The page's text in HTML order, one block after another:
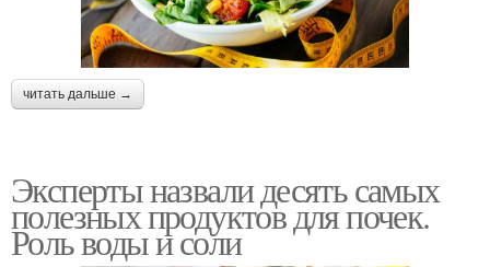
читать дальше →
Эксперты назвали десять самых
полезных продуктов для почек.
Роль воды и соли